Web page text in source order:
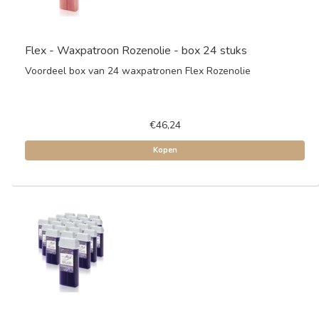
Flex - Waxpatroon Rozenolie - box 24 stuks
Voordeel box van 24 waxpatronen Flex Rozenolie
€46,24
Kopen